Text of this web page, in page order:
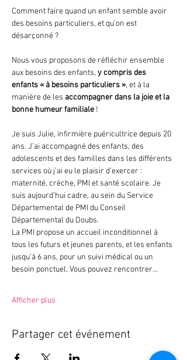
Comment faire quand un enfant semble avoir
des besoins particuliers, et qu’on est
désarçonné ?
Nous vous proposons de réfléchir ensemble
aux besoins des enfants, y compris des
enfants « à besoins particuliers », et à la
manière de les accompagner dans la joie et la
bonne humeur familiale !
Je suis Julie, infirmière puéricultrice depuis 20
ans. J’ai accompagné des enfants, des
adolescents et des familles dans les différents
services où j’ai eu le plaisir d’exercer :
maternité, crèche, PMI et santé scolaire. Je
suis aujourd’hui cadre, au sein du Service
Départemental de PMI du Conseil
Départemental du Doubs.
La PMI propose un accueil inconditionnel à
tous les futurs et jeunes parents, et les enfants
jusqu’à 6 ans, pour un suivi médical ou un
besoin ponctuel. Vous pouvez rencontrer…
Afficher plus
Partager cet événement